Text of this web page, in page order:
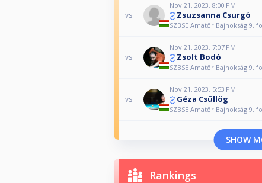
vs
Nov 21, 2023, 8:00 PM
Zsuzsanna Csurgó
SZBSE Amatőr Bajnokság 9.
vs
Nov 21, 2023, 7:07 PM
Zsolt Bodó
SZBSE Amatőr Bajnokság 9.
vs
Nov 21, 2023, 5:53 PM
Géza Csüllög
SZBSE Amatőr Bajnokság 9.
SHOW
Rankings